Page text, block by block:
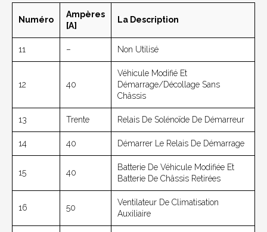
Numéro
Ampères
[A]
La Description
11 – Non Utilisé
12 40
Véhicule Modifié Et
Démarrage/décollage Sans
Châssis
13 Trente Relais De Solénoïde De Démarreur
14 40 Démarrer Le Relais De Démarrage
15 40
Batterie De Véhicule Modifiée Et
Batterie De Châssis Retirées
16 50
Ventilateur De Climatisation
Auxiliaire